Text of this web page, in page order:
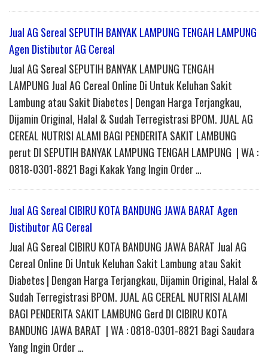
Jual AG Sereal SEPUTIH BANYAK LAMPUNG TENGAH LAMPUNG
Agen Distibutor AG Cereal
Jual AG Sereal SEPUTIH BANYAK LAMPUNG TENGAH
LAMPUNG Jual AG Cereal Online Di Untuk Keluhan Sakit
Lambung atau Sakit Diabetes | Dengan Harga Terjangkau,
Dijamin Original, Halal & Sudah Terregistrasi BPOM. JUAL AG
CEREAL NUTRISI ALAMI BAGI PENDERITA SAKIT LAMBUNG
perut DI SEPUTIH BANYAK LAMPUNG TENGAH LAMPUNG | WA :
0818-0301-8821 Bagi Kakak Yang Ingin Order …
Jual AG Sereal CIBIRU KOTA BANDUNG JAWA BARAT Agen
Distibutor AG Cereal
Jual AG Sereal CIBIRU KOTA BANDUNG JAWA BARAT Jual AG
Cereal Online Di Untuk Keluhan Sakit Lambung atau Sakit
Diabetes | Dengan Harga Terjangkau, Dijamin Original, Halal &
Sudah Terregistrasi BPOM. JUAL AG CEREAL NUTRISI ALAMI
BAGI PENDERITA SAKIT LAMBUNG Gerd DI CIBIRU KOTA
BANDUNG JAWA BARAT | WA : 0818-0301-8821 Bagi Saudara
Yang Ingin Order …